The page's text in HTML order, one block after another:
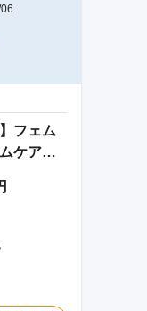
フェム
ケアブ